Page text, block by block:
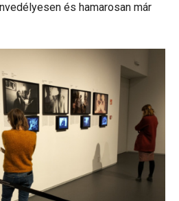
és hamarosan már